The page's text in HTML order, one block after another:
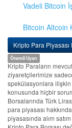
Vadeli Bitcoin
Bitcoin Altcoin
Kripto Para Piyasası
Önemli Uyarı
Kripto Paraların
ziyaretçilerimize
spekülasyonlara
konusunda hiçbir
Borsalarında Türk
para piyasası
piyasasında alım